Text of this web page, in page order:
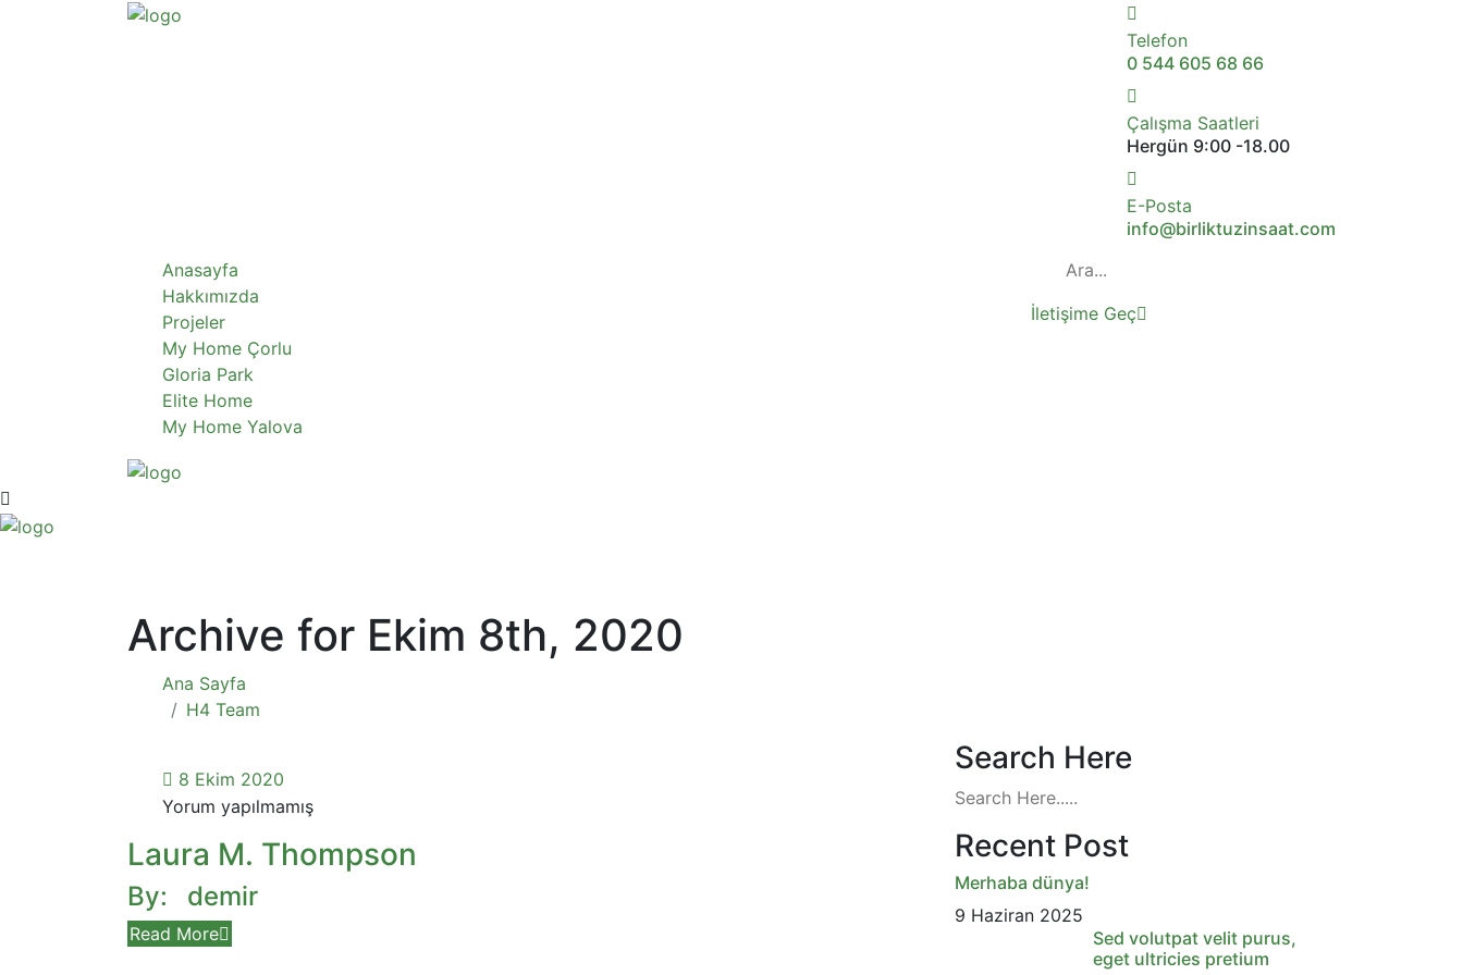
Telefon
0 544 605 68 66
Çalışma Saatleri
Hergün 9:00 -18.00
E-Posta
info@birliktuzinsaat.com
Anasayfa
Hakkımızda
Projeler
My Home Çorlu
Gloria Park
Elite Home
My Home Yalova
İletişime Geç
Archive for Ekim 8th, 2020
Ana Sayfa
H4 Team
8 Ekim 2020
Yorum yapılmamış
Laura M. Thompson
By: demir
Read More
Search Here
Recent Post
Merhaba dünya!
9 Haziran 2025
Sed volutpat velit purus,
eget ultricies pretium